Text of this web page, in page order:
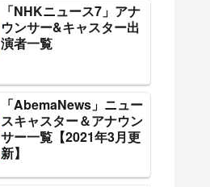
「NHKニュース7」アナ
ウンサー&キャスター出
演者一覧
「AbemaNews」ニュー
スキャスター＆アナウン
サー一覧【2021年3月更
新】